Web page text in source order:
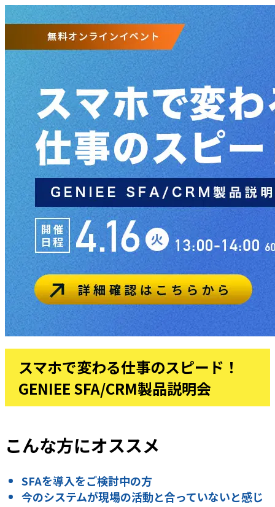
スマホで変わる仕事のスピード！
GENIEE SFA/CRM製品説明会
こんな方にオススメ
SFAを導入をご検討中の方
今のシステムが現場の活動と合っていないと感じ